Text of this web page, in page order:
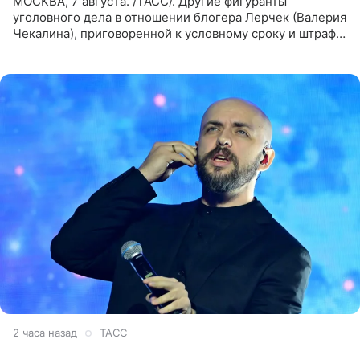
уголовного дела в отношении блогера Лерчек (Валерия
Чекалина), приговоренной к условному сроку и штрафу,
2 часа назад ТАСС